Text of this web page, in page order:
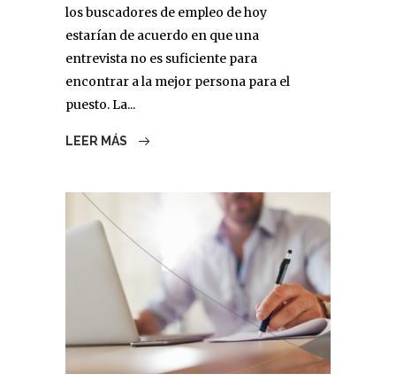
los buscadores de empleo de hoy
estarían de acuerdo en que una
entrevista no es suficiente para
encontrar a la mejor persona para el
puesto. La...
LEER MÁS